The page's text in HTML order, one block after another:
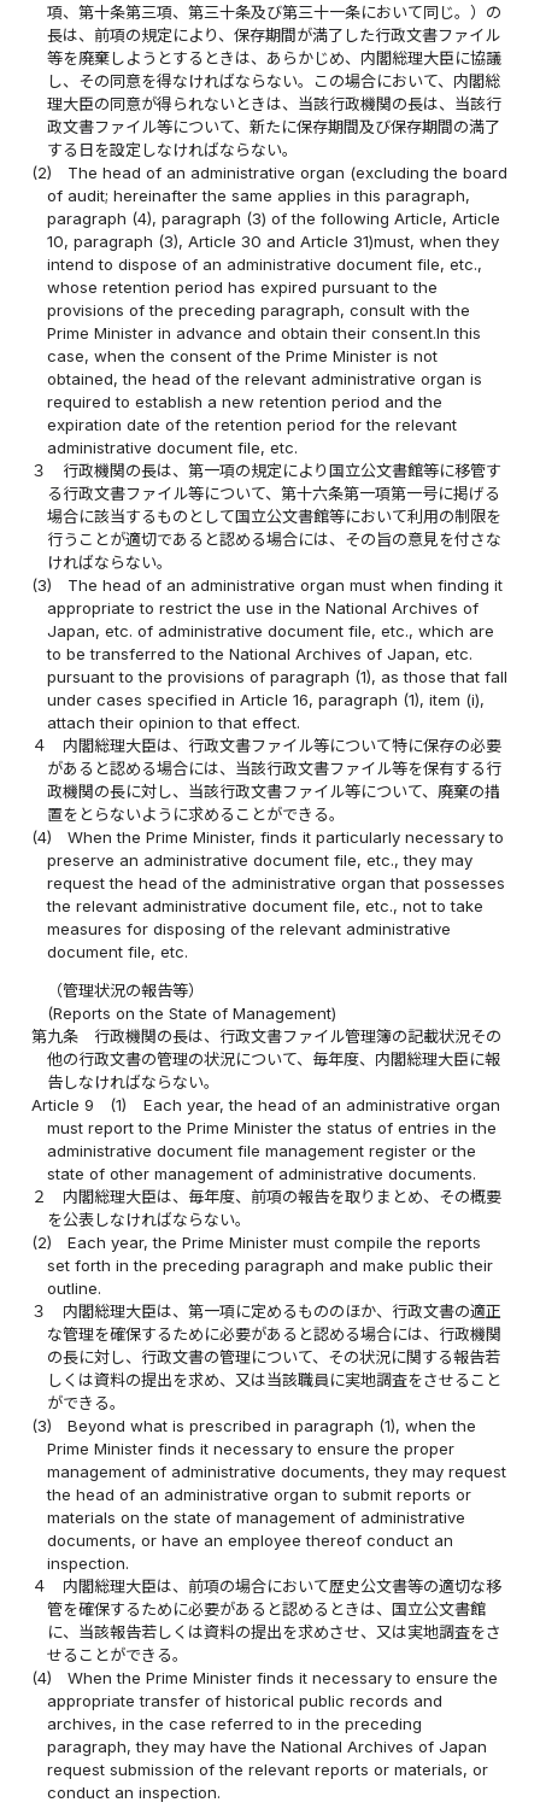
項、第十条第三項、第三十条及び第三十一条において同じ。）の
長は、前項の規定により、保存期間が満了した行政文書ファイル
等を廃棄しようとするときは、あらかじめ、内閣総理大臣に協議
し、その同意を得なければならない。この場合において、内閣総
理大臣の同意が得られないときは、当該行政機関の長は、当該行
政文書ファイル等について、新たに保存期間及び保存期間の満了
する日を設定しなければならない。
(2)
The head of an administrative organ (excluding the board
of audit; hereinafter the same applies in this paragraph,
paragraph (4), paragraph (3) of the following Article, Article
10, paragraph (3), Article 30 and Article 31)must, when they
intend to dispose of an administrative document file, etc.,
whose retention period has expired pursuant to the
provisions of the preceding paragraph, consult with the
Prime Minister in advance and obtain their consent.In this
case, when the consent of the Prime Minister is not
obtained, the head of the relevant administrative organ is
required to establish a new retention period and the
expiration date of the retention period for the relevant
administrative document file, etc.
３
行政機関の長は、第一項の規定により国立公文書館等に移管す
る行政文書ファイル等について、第十六条第一項第一号に掲げる
場合に該当するものとして国立公文書館等において利用の制限を
行うことが適切であると認める場合には、その旨の意見を付さな
ければならない。
(3)
The head of an administrative organ must when finding it
appropriate to restrict the use in the National Archives of
Japan, etc. of administrative document file, etc., which are
to be transferred to the National Archives of Japan, etc.
pursuant to the provisions of paragraph (1), as those that fall
under cases specified in Article 16, paragraph (1), item (i),
attach their opinion to that effect.
４
内閣総理大臣は、行政文書ファイル等について特に保存の必要
があると認める場合には、当該行政文書ファイル等を保有する行
政機関の長に対し、当該行政文書ファイル等について、廃棄の措
置をとらないように求めることができる。
(4)
When the Prime Minister, finds it particularly necessary to
preserve an administrative document file, etc., they may
request the head of the administrative organ that possesses
the relevant administrative document file, etc., not to take
measures for disposing of the relevant administrative
document file, etc.
（管理状況の報告等）
(Reports on the State of Management)
第九条
行政機関の長は、行政文書ファイル管理簿の記載状況その
他の行政文書の管理の状況について、毎年度、内閣総理大臣に報
告しなければならない。
Article 9
(1)
Each year, the head of an administrative organ
must report to the Prime Minister the status of entries in the
administrative document file management register or the
state of other management of administrative documents.
２
内閣総理大臣は、毎年度、前項の報告を取りまとめ、その概要
を公表しなければならない。
(2)
Each year, the Prime Minister must compile the reports
set forth in the preceding paragraph and make public their
outline.
３
内閣総理大臣は、第一項に定めるもののほか、行政文書の適正
な管理を確保するために必要があると認める場合には、行政機関
の長に対し、行政文書の管理について、その状況に関する報告若
しくは資料の提出を求め、又は当該職員に実地調査をさせること
ができる。
(3)
Beyond what is prescribed in paragraph (1), when the
Prime Minister finds it necessary to ensure the proper
management of administrative documents, they may request
the head of an administrative organ to submit reports or
materials on the state of management of administrative
documents, or have an employee thereof conduct an
inspection.
４
内閣総理大臣は、前項の場合において歴史公文書等の適切な移
管を確保するために必要があると認めるときは、国立公文書館
に、当該報告若しくは資料の提出を求めさせ、又は実地調査をさ
せることができる。
(4)
When the Prime Minister finds it necessary to ensure the
appropriate transfer of historical public records and
archives, in the case referred to in the preceding
paragraph, they may have the National Archives of Japan
request submission of the relevant reports or materials, or
conduct an inspection.